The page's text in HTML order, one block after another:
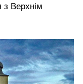
з Верхнім